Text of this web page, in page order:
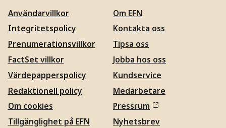
Användarvillkor
Integritetspolicy
Prenumerationsvillkor
FactSet villkor
Värdepapperspolicy
Redaktionell policy
Om cookies
Tillgänglighet på EFN
Om EFN
Kontakta oss
Tipsa oss
Jobba hos oss
Kundservice
Medarbetare
Pressrum
Nyhetsbrev